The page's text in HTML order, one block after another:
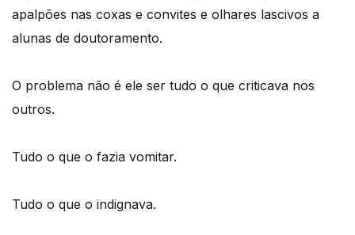
apalpões nas coxas e convites e olhares lascivos a
alunas de doutoramento.
O problema não é ele ser tudo o que criticava nos
outros.
Tudo o que o fazia vomitar.
Tudo o que o indignava.